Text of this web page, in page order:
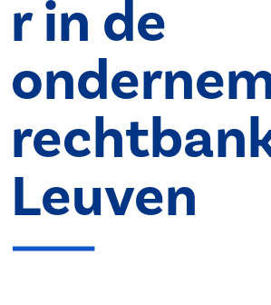
r in de
Leuven